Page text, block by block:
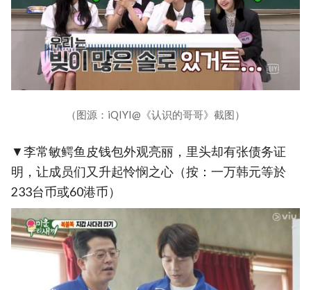
（图源：iQIYI@《认识的哥哥》截图）
▼李常敏鳄鱼皮钱包外观亮丽，里头却有张债务证
明，让成员们又升起怜悯之心（按：一万韩元等於
233台币或60港币）